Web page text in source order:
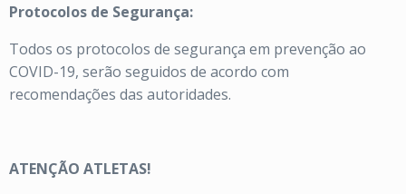
Protocolos de Segurança:
Todos os protocolos de segurança em prevenção ao
COVID-19, serão seguidos de acordo com
recomendações das autoridades.
ATENÇÃO ATLETAS!